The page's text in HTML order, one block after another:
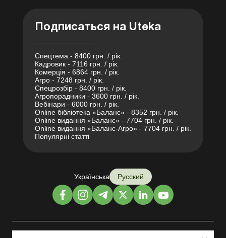
Подписаться на Uteka
Спецтема - 8400 грн. / рік.
Кадровик - 7116 грн. / рік.
Комерція - 6864 грн. / рік.
Агро - 7248 грн. / рік.
Спецрозбір - 8400 грн. / рік.
Агропорадники - 3600 грн. / рік.
Вебінари - 6000 грн. / рік.
Online бібліотека «Баланс» - 8352 грн. / рік.
Online видання «Баланс» - 7704 грн. / рік.
Online видання «Баланс-Агро» - 7704 грн. / рік.
Популярні статті
Українська Русский